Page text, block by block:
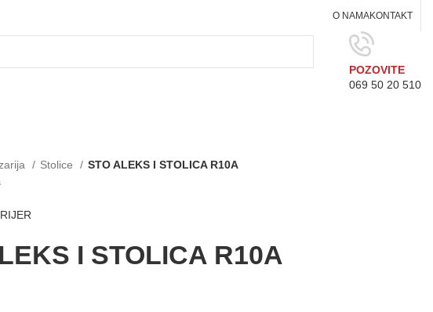
O NAMAKONTAKT
POZOVITE
069 50 20 510
Stolice
STO ALEKS I STOLICA R10A
I STOLICA R10A